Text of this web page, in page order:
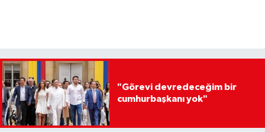
"Görevi devredeceğim bir
cumhurbaşkanı yok"